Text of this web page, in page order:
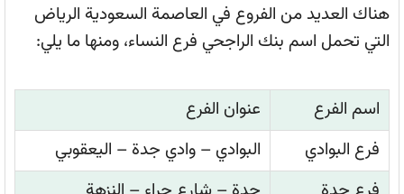
هناك العديد من الفروع في العاصمة السعودية الرياض
التي تحمل اسم بنك الراجحي فرع النساء، ومنها ما يلي:
اسم الفرع
عنوان الفرع
فرع البوادي
البوادي – وادي جدة – اليعقوبي